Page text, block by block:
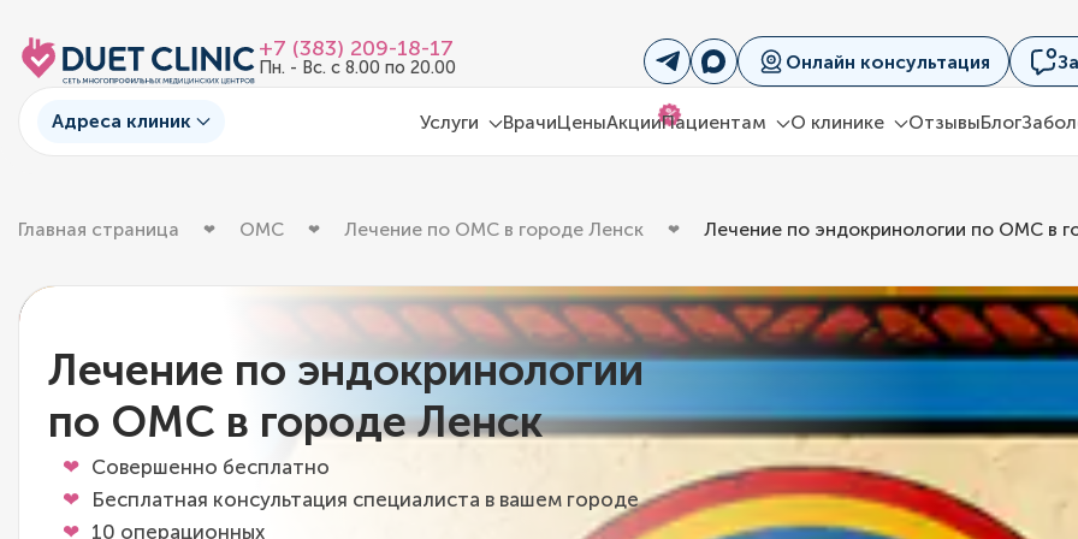
+7 (383) 209-18-17
Пн. - Вс. с 8.00 по 20.00 Онлайн консультация
Адреса клиник Услуги ВрачиЦеныАкции%
Пациентам О клинике ОтзывыБлог
Главная страница ОМС Лечение по ОМС в городе Ленск Лечение по эндокринологии по ОМС в
Лечение по эндокринологии
по ОМС в городе Ленск
Совершенно бесплатно
Бесплатная консультация специалиста в вашем городе
10 операционных